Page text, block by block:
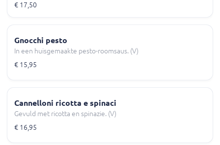
€ 17,50
Gnocchi pesto
In een huisgemaakte pesto-roomsaus. (V)
€ 15,95
Cannelloni ricotta e spinaci
Gevuld met ricotta en spinazie. (V)
€ 16,95